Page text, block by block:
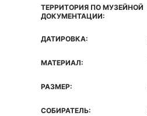
ТЕРРИТОРИЯ ПО МУЗЕЙНОЙ
ДОКУМЕНТАЦИИ:
ДАТИРОВКА:
МАТЕРИАЛ:
РАЗМЕР:
СОБИРАТЕЛЬ: